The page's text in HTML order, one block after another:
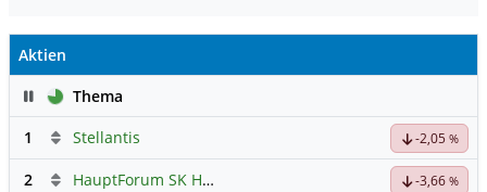
Aktien
PauseThema
1
Stellantis -2,05 %
2 HauptForum SK HYNIC -3,66 %